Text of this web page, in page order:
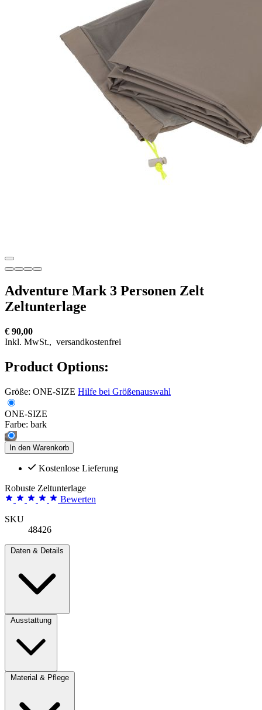
Adventure Mark 3 Personen Zelt
Zeltunterlage
€ 90,00
Inkl. MwSt., versandkostenfrei
Product Options:
Größe: ONE-SIZE Hilfe bei Größenauswahl
ONE-SIZE
Farbe: bark
In den Warenkorb
Kostenlose Lieferung
Robuste Zeltunterlage
Bewerten
SKU
48426
Daten & Details
Ausstattung
Material & Pflege